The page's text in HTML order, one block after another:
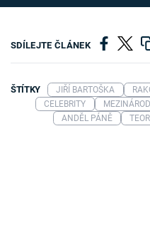
SDÍLEJTE ČLÁNEK
ŠTÍTKY JIŘÍ BARTOŠKA
CELEBRITY
ANDĚL PÁNĚ